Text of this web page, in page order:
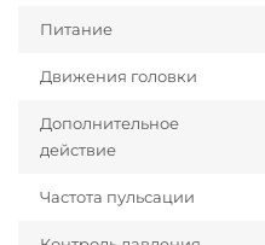
Питание
Движения головки
Дополнительное
действие
Частота пульсации